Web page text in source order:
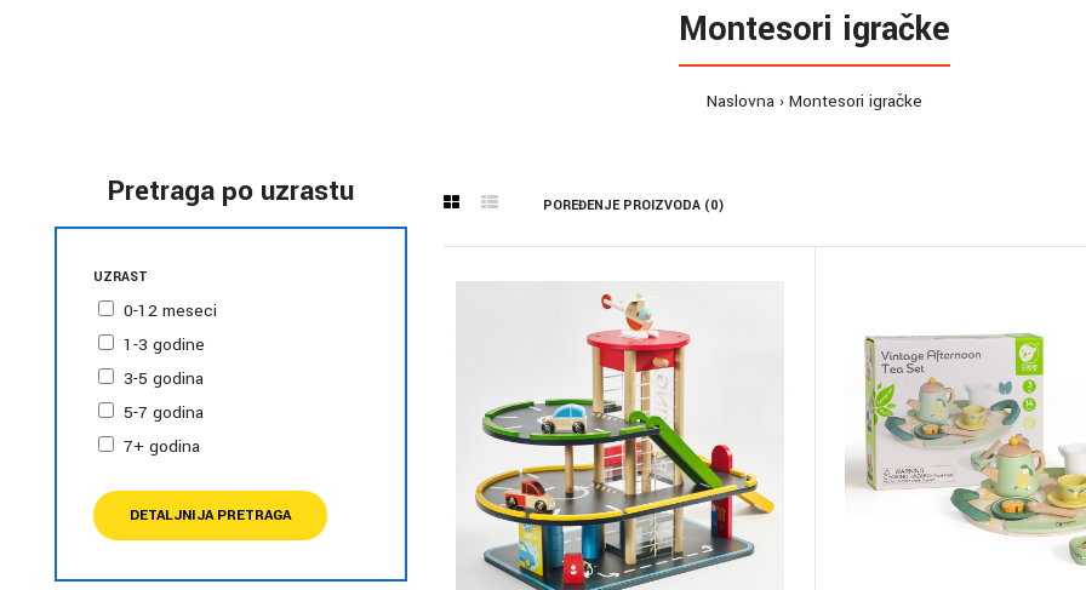
Montesori igračke
Naslovna Montesori igračke
Pretraga po uzrastu
UZRAST
0-12 meseci
1-3 godine
3-5 godina
5-7 godina
7+ godina
DETALJNIJA PRETRAGA
POREĐENJE PROIZVODA (0)